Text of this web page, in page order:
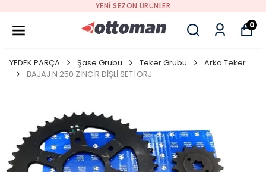
YENI SEZON ÜRÜNLER
0
YEDEK PARÇA Şase Grubu Teker Grubu
Arka Teker
BAJAJ N 250 ZİNCİR DİŞLİ SETİ ORJ